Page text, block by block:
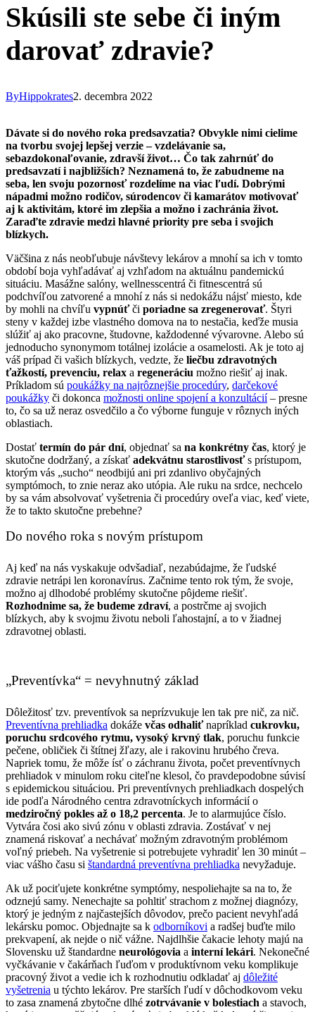
Skúsili ste sebe či iným
darovať zdravie?
ByHippokrates2. decembra 2022
Dávate si do nového roka predsavzatia? Obvykle nimi cielime
na tvorbu svojej lepšej verzie – vzdelávanie sa,
sebazdokonaľovanie, zdravší život… Čo tak zahrnúť do
predsavzatí i najbližších? Neznamená to, že zabudneme na
seba, len svoju pozornosť rozdelíme na viac ľudí. Dobrými
nápadmi možno rodičov, súrodencov či kamarátov motivovať
aj k aktivitám, ktoré im zlepšia a možno i zachránia život.
Zaraďte zdravie medzi hlavné priority pre seba i svojich
blízkych.
Väčšina z nás neobľubuje návštevy lekárov a mnohí sa ich v tomto
období boja vyhľadávať aj vzhľadom na aktuálnu pandemickú
situáciu. Masážne salóny, wellnesscentrá či fitnescentrá sú
podchvíľou zatvorené a mnohí z nás si nedokážu nájsť miesto, kde
by mohli na chvíľu vypnúťči poriadne sa zregenerovať. Štyri
steny v každej izbe vlastného domova na to nestačia, keďže musia
slúžiť aj ako pracovne, študovne, každodenné vývarovne. Alebo sú
jednoducho synonymom totálnej izolácie a osamelosti. Ak je toto aj
váš prípad či vašich blízkych, vedzte, že liečbu zdravotných
ťažkostí, prevenciu, relax a regeneráciu možno riešiť aj inak.
Príkladom sú poukážky na najrôznejšie procedúry, darčekové
poukážky či dokonca možnosti online spojení a konzultácií– presne
to, čo sa už neraz osvedčilo a čo výborne funguje v rôznych iných
oblastiach.
Dostať termín do pár dní, objednať sa na konkrétny čas, ktorý je
skutočne dodržaný, a získať adekvátnu starostlivosťs prístupom,
ktorým vás „sucho“ neodbijú ani pri zdanlivo obyčajných
symptómoch, to znie neraz ako utópia. Ale ruku na srdce, nechcelo
by sa vám absolvovať vyšetrenia či procedúry oveľa viac, keď viete,
že to takto skutočne prebehne?
Do nového roka s novým prístupom
Aj keď na nás vyskakuje odvšadiaľ, nezabúdajme, že ľudské
zdravie netrápi len koronavírus. Začnime tento rok tým, že svoje,
možno aj dlhodobé problémy skutočne pôjdeme riešiť.
Rozhodnime sa, že budeme zdraví, a postrčme aj svojich
blízkych, aby k svojmu životu neboli ľahostajní, a to v žiadnej
zdravotnej oblasti.
„Preventívka“ = nevyhnutný základ
Dôležitosť tzv. preventívok sa neprízvukuje len tak pre nič, za nič.
Preventívna prehliadka dokáže včas odhaliťnapríklad cukrovku,
poruchu srdcového rytmu, vysoký krvný tlak, poruchu funkcie
pečene, obličiek či štítnej žľazy, ale i rakovinu hrubého čreva.
Napriek tomu, že môže ísť o záchranu života, počet preventívnych
prehliadok v minulom roku citeľne klesol, čo pravdepodobne súvisí
s epidemickou situáciou. Pri preventívnych prehliadkach dospelých
ide podľa Národného centra zdravotníckych informácií o
medziročný pokles až o 18,2 percenta. Je to alarmujúce číslo.
Vytvára čosi ako sivú zónu v oblasti zdravia. Zostávať v nej
znamená riskovať a nechávať možným zdravotným problémom
voľný priebeh. Na vyšetrenie si potrebujete vyhradiť len 30 minút –
viac vášho času si štandardná preventívna prehliadka nevyžaduje.
Ak už pociťujete konkrétne symptómy, nespoliehajte sa na to, že
odznejú samy. Nenechajte sa pohltiť strachom z možnej diagnózy,
ktorý je jedným z najčastejších dôvodov, prečo pacient nevyhľadá
lekársku pomoc. Objednajte sa k odborníkovi a radšej buďte milo
prekvapení, ak nejde o nič vážne. Najdlhšie čakacie lehoty majú na
Slovensku už štandardne neurológovia a interní lekári. Nekonečné
vyčkávanie v čakárňach ľuďom v produktívnom veku komplikuje
pracovný život a vedie ich k rozhodnutiu odkladať aj dôležité
vyšetrenia u týchto lekárov. Pre starších ľudí v dôchodkovom veku
to zasa znamená zbytočne dlhé zotrvávanie v bolestiach a stavoch,